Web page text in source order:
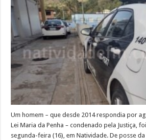
por
contra
a
é
preso
em
Um homem – que desde 2014 respondia por
Lei Maria da Penha – condenado pela Justiça,
segunda-feira (16), em Natividade. De posse